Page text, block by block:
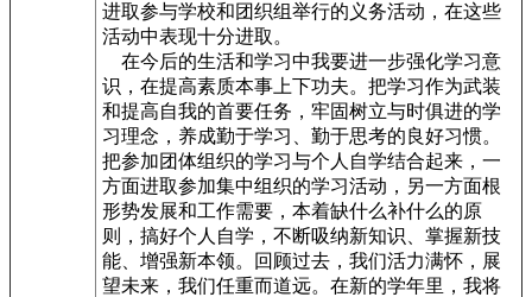
进取参与学校和团织组举行的义务活动，在这些
活动中表现十分进取。
在今后的生活和学习中我要进一步强化学习意
识，在提高素质本事上下功夫。把学习作为武装
和提高自我的首要任务，牢固树立与时俱进的学
习理念，养成勤于学习、勤于思考的良好习惯。
把参加团体组织的学习与个人自学结合起来，一
方面进取参加集中组织的学习活动，另一方面根
形势发展和工作需要，本着缺什么补什么的原
则，搞好个人自学，不断吸纳新知识、掌握新技
能、增强新本领。回顾过去，我们活力满怀，展
望未来，我们任重而道远。在新的学年里，我将